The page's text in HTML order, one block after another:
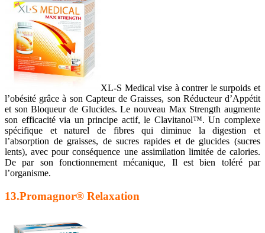
XL-S Medical vise à contrer le surpoids et
l’obésité grâce à son Capteur de Graisses, son Réducteur d’Appétit
et son Bloqueur de Glucides. Le nouveau Max Strength augmente
son efficacité via un principe actif, le Clavitanol™. Un complexe
spécifique et naturel de fibres qui diminue la digestion et
l’absorption de graisses, de sucres rapides et de glucides (sucres
lents), avec pour conséquence une assimilation limitée de calories.
De par son fonctionnement mécanique, Il est bien toléré par
l’organisme.
13.Promagnor® Relaxation